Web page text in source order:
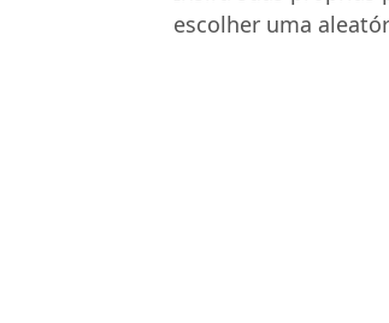
escolher uma